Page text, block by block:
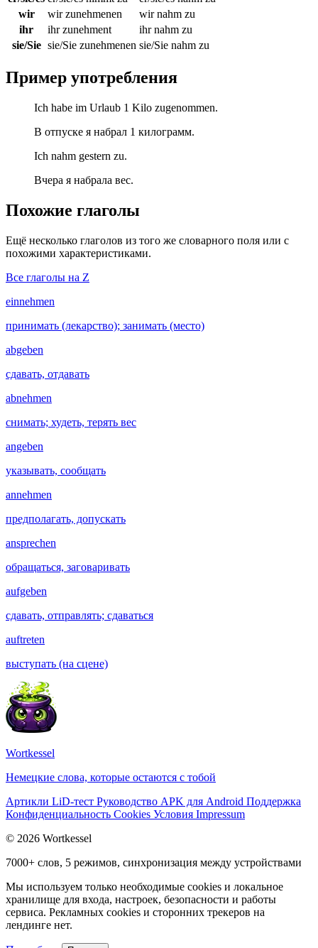
wir
wir zunehmenen
wir nahm zu
ihr
ihr zunehment
ihr nahm zu
sie/Sie sie/Sie zunehmenen sie/Sie nahm zu
Пример употребления
Ich habe im Urlaub 1 Kilo zugenommen.
В отпуске я набрал 1 килограмм.
Ich nahm gestern zu.
Вчера я набрала вес.
Похожие глаголы
Ещё несколько глаголов из того же словарного поля или с
похожими характеристиками.
Все глаголы на Z
einnehmen
принимать (лекарство); занимать (место)
abgeben
сдавать, отдавать
abnehmen
снимать; худеть, терять вес
angeben
указывать, сообщать
annehmen
предполагать, допускать
ansprechen
обращаться, заговаривать
aufgeben
сдавать, отправлять; сдаваться
auftreten
выступать (на сцене)
Wortkessel
Немецкие слова, которые остаются с тобой
Артикли LiD-тест Руководство APK для Android Поддержка
Конфиденциальность Cookies Условия Impressum
© 2026 Wortkessel
7000+ слов, 5 режимов, синхронизация между устройствами
Мы используем только необходимые cookies и локальное
хранилище для входа, настроек, безопасности и работы
сервиса. Рекламных cookies и сторонних трекеров на
лендинге нет.